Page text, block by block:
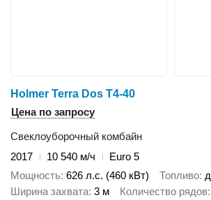
Holmer Terra Dos T4-40
Цена по запросу
Свеклоуборочный комбайн
2017
10 540 м/ч
Euro 5
Мощность 626 л.с. (460 кВт) Топливо
Ширина захвата 3 м Количество рядов